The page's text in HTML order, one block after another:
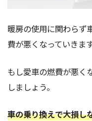
暖房の使用に関わらず
費が悪くなっていきます
もし愛車の燃費が悪く
しましょう。
車の乗り換えで大損し